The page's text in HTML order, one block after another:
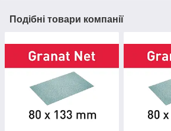
Подібні товари компанії